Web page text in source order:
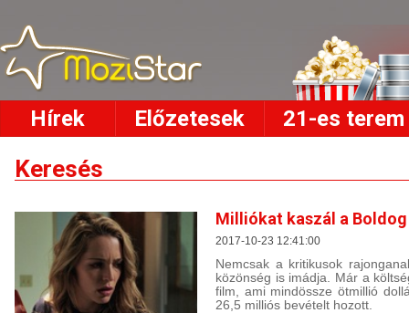
Hírek Előzetesek 21-es terem
Keresés
Milliókat kaszál a
2017-10-23 12:41:00
Nemcsak a kritikusok
közönség is imádja. Már a
film, ami mindössze ötmillió
26,5 milliós bevételt hozott.